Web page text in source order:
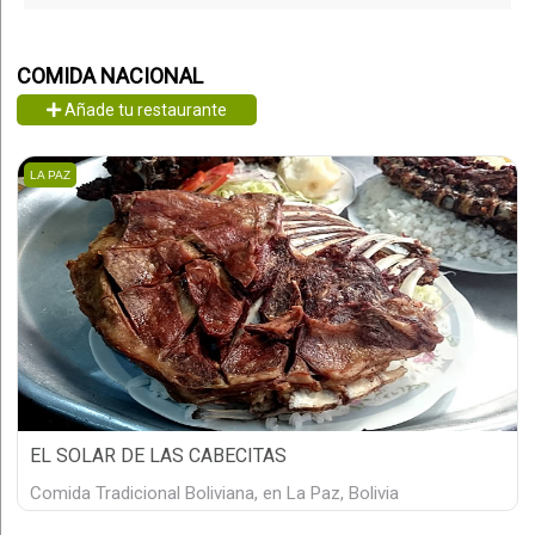
COMIDA NACIONAL
Añade tu restaurante
LA PAZ
EL SOLAR DE LAS CABECITAS
Comida Tradicional Boliviana, en La Paz, Bolivia